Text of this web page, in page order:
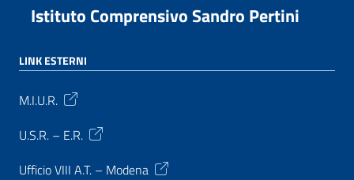
Istituto Comprensivo Sandro Pertini
LINK ESTERNI
M.I.U.R.
U.S.R. – E.R.
Ufficio VIII A.T. – Modena